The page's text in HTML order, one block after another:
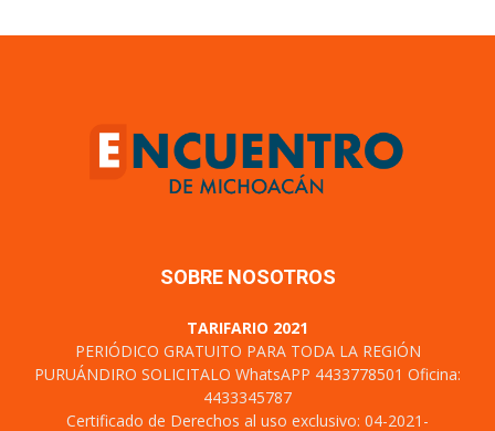
SOBRE NOSOTROS
TARIFARIO 2021
PERIÓDICO GRATUITO PARA TODA LA REGIÓN
PURUÁNDIRO SOLICITALO WhatsAPP 4433778501 Oficina:
4433345787
Certificado de Derechos al uso exclusivo: 04-2021-